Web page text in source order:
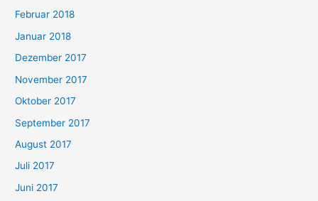
Februar 2018
Januar 2018
Dezember 2017
November 2017
Oktober 2017
September 2017
August 2017
Juli 2017
Juni 2017